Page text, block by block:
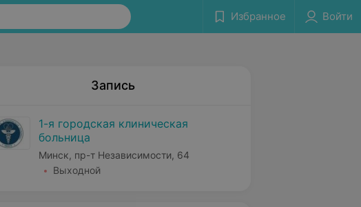
Избранное Войти
Запись
1-я городская клиническая
больница
Минск, пр-т Независимости, 64
Выходной